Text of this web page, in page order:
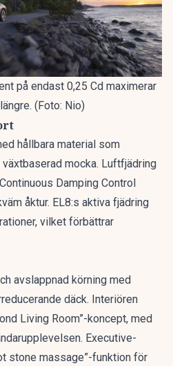
på endast 0,25 Cd maximerar
(Foto: Nio)
hållbara material som
mocka. Luftfjädring
Damping Control
åktur. EL8:s aktiva fjädring
vilket förbättrar
avslappnad körning med
däck. Interiören
Living Room”-koncept, med
Executive-
stone massage”-funktion för